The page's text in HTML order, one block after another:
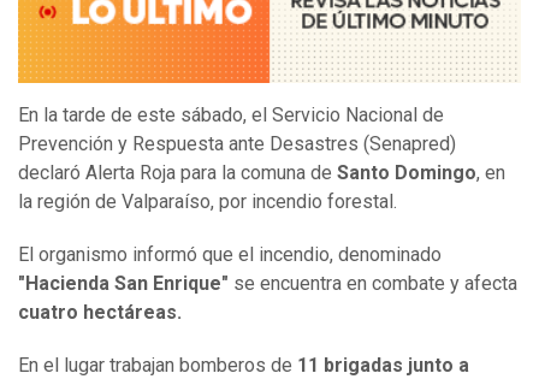
En la tarde de este sábado, el Servicio Nacional de
Prevención y Respuesta ante Desastres (Senapred)
declaró Alerta Roja para la comuna de Santo Domingo, en
la región de Valparaíso, por incendio forestal.
El organismo informó que el incendio, denominado
"Hacienda San Enrique" se encuentra en combate y afecta
cuatro hectáreas.
En el lugar trabajan bomberos de 11 brigadas junto a